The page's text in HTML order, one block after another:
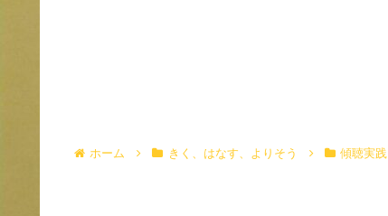
ホーム きく、はなす、よりそう 傾聴実践